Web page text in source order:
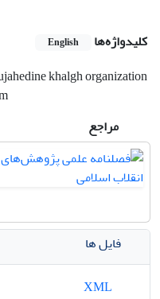
کلیدواژه‌ها English
khalgh organization
مراجع
فایل ها